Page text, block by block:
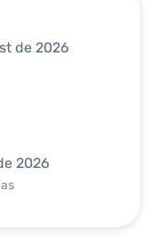
de 2026
2026